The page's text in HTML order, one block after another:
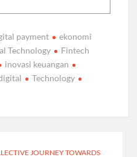
payment
ekonomi
Technology
Fintech
inovasi keuangan
Technology
JOURNEY TOWARDS